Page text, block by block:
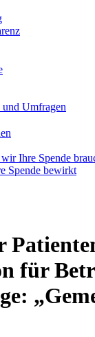
und Umfragen
Ihre Spende
Spende bewirkt
für